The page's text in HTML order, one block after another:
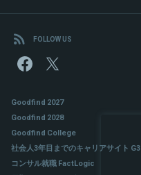
FOLLOW US
Goodfind 2027
Goodfind 2028
Goodfind College
社会人3年目までのキャリアサイト G3
コンサル就職 FactLogic